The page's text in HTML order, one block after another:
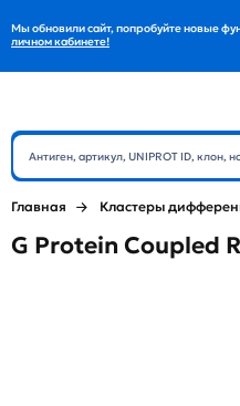
Мы обновили сайт, попробуйте новые
личном кабинете!
Главная Кластеры
G Protein Coupled